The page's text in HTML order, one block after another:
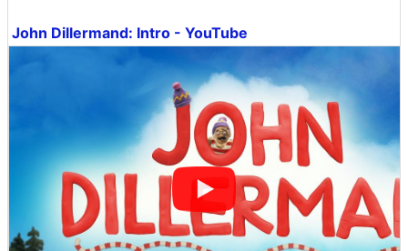
John Dillermand: Intro - YouTube